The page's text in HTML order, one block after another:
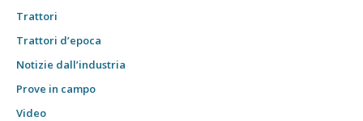
Trattori
Trattori d’epoca
Notizie dall’industria
Prove in campo
Video